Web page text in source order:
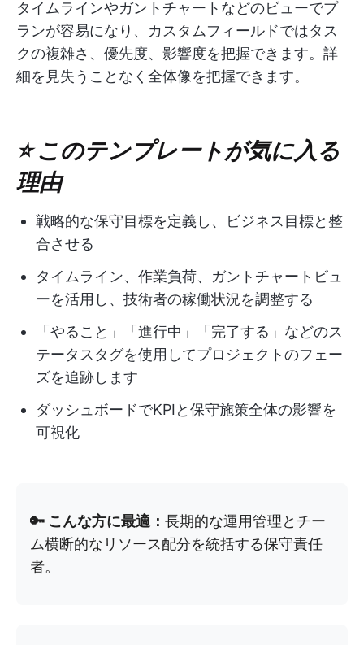
タイムラインやガントチャートなどのビューでプ
ランが容易になり、カスタムフィールドではタス
クの複雑さ、優先度、影響度を把握できます。詳
細を見失うことなく全体像を把握できます。
⭐ このテンプレートが気に入る
理由
戦略的な保守目標を定義し、ビジネス目標と整
合させる
タイムライン、作業負荷、ガントチャートビュ
ーを活用し、技術者の稼働状況を調整する
「やること」「進行中」「完了する」などのス
テータスタグを使用してプロジェクトのフェー
ズを追跡します
ダッシュボードでKPIと保守施策全体の影響を
可視化
🔑 こんな方に最適： 長期的な運用管理とチー
ム横断的なリソース配分を統括する保守責任
者。